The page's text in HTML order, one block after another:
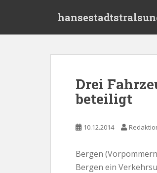
Drei
beteiligt
10.12.2014
Bergen
Bergen ein